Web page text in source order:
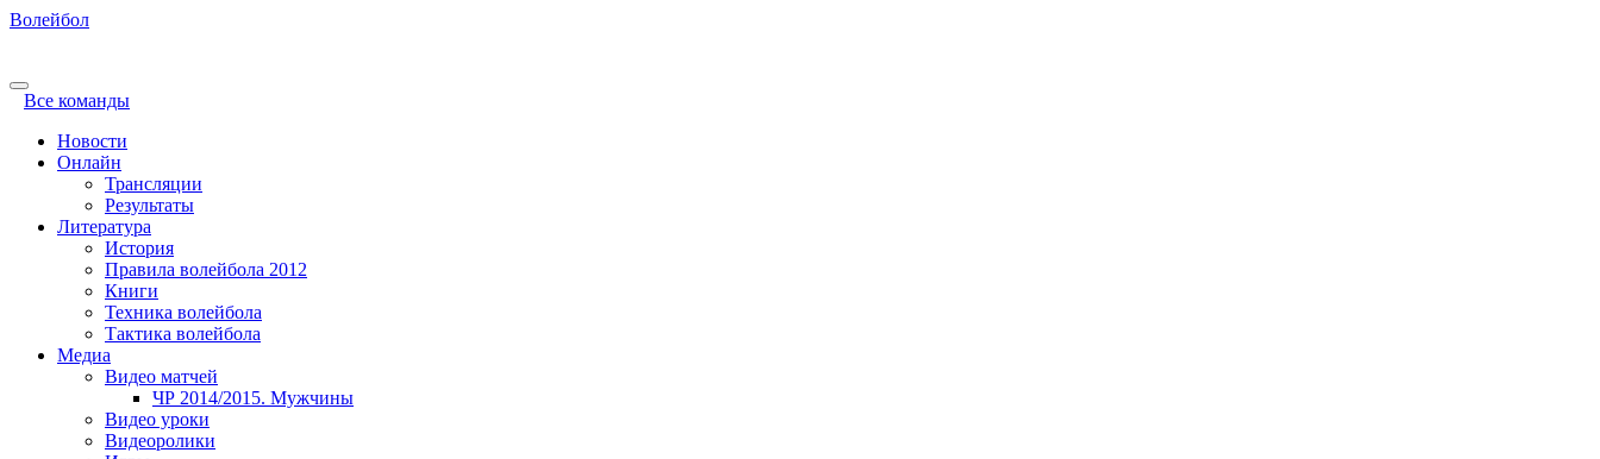
Волейбол
Все команды
Новости
Онлайн
Трансляции
Результаты
Литература
История
Правила волейбола 2012
Книги
Техника волейбола
Тактика волейбола
Медиа
Видео матчей
ЧР 2014/2015. Мужчины
Видео уроки
Видеоролики